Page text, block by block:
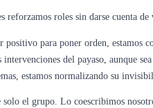
roles sin darse cuenta de
positivo para poner orden, estamos
del payaso, aunque
estamos normalizando su
el grupo. Lo coescribimos